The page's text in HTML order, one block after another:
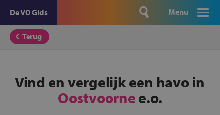
De VO Gids Menu
Terug
Vind en vergelijk een havo in
Oostvoorne e.o.